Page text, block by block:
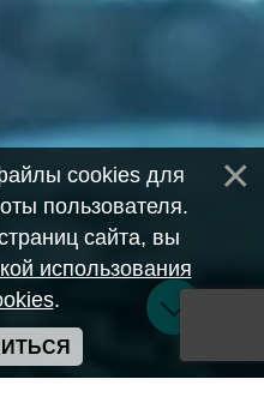
cookies для
пользователя.
сайта, вы
использования
.